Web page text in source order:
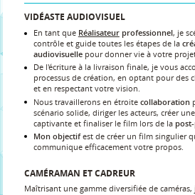
VIDÉASTE AUDIOVISUEL
En tant que Réalisateurprofessionnel, je
contrôle et guide toutes les étapes de la
audiovisuellepour donner vie à votre
De l'écriture à la livraison finale, je vous
processus de création, en optant pour des
et en respectant votre vision.
Nous travaillerons en étroite collaboration
scénario solide, diriger les acteurs, créer
captivante et finaliser le film lors de la
Mon objectifest de créer un film singulier
communique efficacement votre propos.
CAMÉRAMAN ET CADREUR
Maîtrisant une gamme diversifiée de caméras,